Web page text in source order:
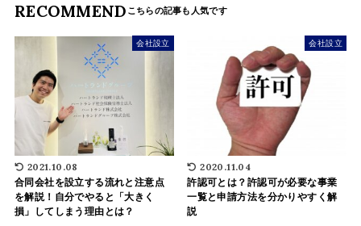
RECOMMEND
会社設立
2021.10.08
合同会社を設立する流れと注意点
を解説！自分でやると「大きく
損」してしまう理由とは？
会社設立
2020.11.04
許認可とは？許認可が必要な事業
一覧と申請方法を分かりやすく解
説